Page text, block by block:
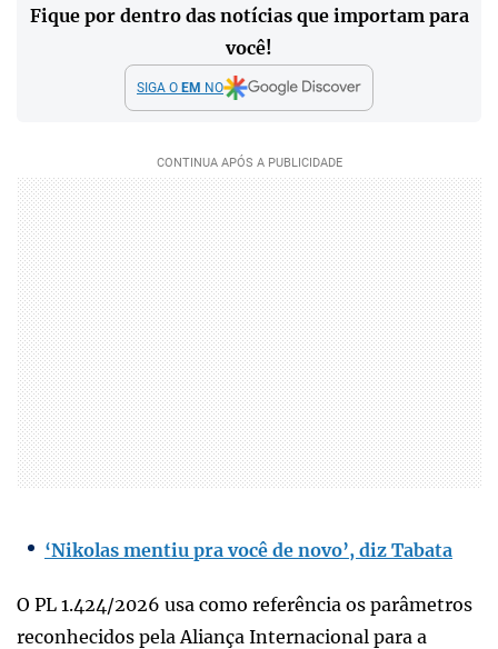
Fique por dentro das notícias que importam para
você!
SIGA O EM NO
‘Nikolas mentiu pra você de novo’, diz Tabata
O PL 1.424/2026 usa como referência os parâmetros
reconhecidos pela Aliança Internacional para a